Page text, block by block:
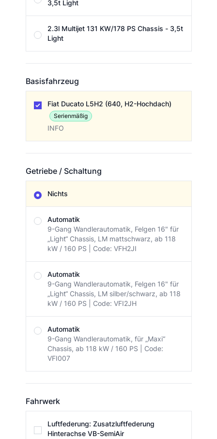
3,5t Light
2.3l Multijet 131 KW/178 PS Chassis - 3,5t
Light
Basisfahrzeug
Fiat Ducato L5H2 (640, H2-Hochdach)
Serienmäßig
INFO
Getriebe / Schaltung
Nichts
Automatik
9-Gang Wandlerautomatik, Felgen 16" für
„Light“ Chassis, LM mattschwarz, ab 118
kW / 160 PS | Code: VFH2JI
Automatik
9-Gang Wandlerautomatik, Felgen 16" für
„Light“ Chassis, LM silber/schwarz, ab 118
kW / 160 PS | Code: VFI2JH
Automatik
9-Gang Wandlerautomatik, für „Maxi“
Chassis, ab 118 kW / 160 PS | Code:
VFI007
Fahrwerk
Luftfederung: Zusatzluftfederung
Hinterachse VB-SemiAir